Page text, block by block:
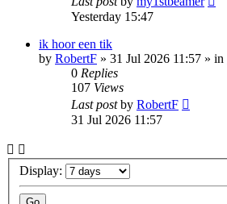
Yesterday 15:47
ik hoor een tik
by RobertF » 31 Jul 2026 11:57 » in
0 Replies
107 Views
Last postby RobertF
31 Jul 2026 11:57
Display: